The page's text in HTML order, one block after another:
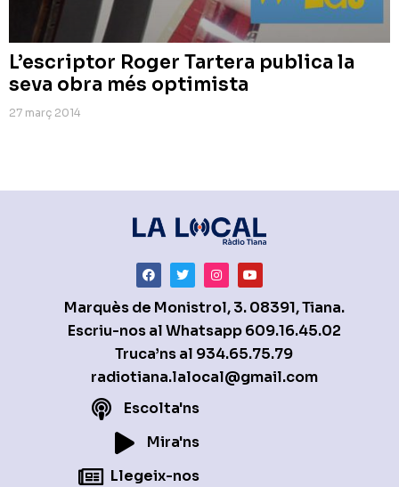
L’escriptor Roger Tartera publica la
seva obra més optimista
27 març 2014
Marquès de Monistrol, 3. 08391, Tiana.
Escriu-nos al Whatsapp609.16.45.02
Truca’ns al 934.65.75.79
radiotiana.lalocal@gmail.com
Escolta'ns
Mira'ns
Llegeix-nos